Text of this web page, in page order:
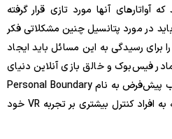
آواتارهای آنها مورد تازی قرار گرفته
در مورد پتانسیل چنین مشکلاتی فکر
برای رسیدگی به این مسائل باید ایجاد
فیس‌بوک و خالق بازی آنلاین دنیای
، یک حباب پیش‌فرض به نام Personal Boundary
را به آواتارهای خود اضافه کرد “که به افراد کنترل بیشتری بر تجربه VR خود